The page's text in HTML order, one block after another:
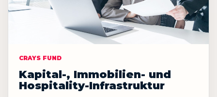
CRAYS FUND
Kapital-, Immobilien- und
Hospitality-Infrastruktur